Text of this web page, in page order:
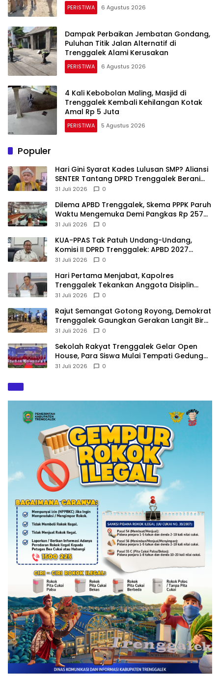
PERISTIWA 6 Agustus 2026
Dampak Perbaikan Jembatan Gondang,
Puluhan Titik Jalan Alternatif di
Trenggalek Alami Kerusakan
PERISTIWA 6 Agustus 2026
4 Kali Kebobolan Maling, Masjid di
Trenggalek Kembali Kehilangan Kotak
Amal Rp 5 Juta
PERISTIWA 5 Agustus 2026
Populer
Hari Gini Syarat Kades Lulusan SMP? Aliansi
SENTER Tantang DPRD Trenggalek Berani
Gunakan Open Legal Policy!
31 Juli 2026 0
Dilema APBD Trenggalek, Skema PPPK Paruh
Waktu Mengemuka Demi Pangkas Rp 257
Miliar
31 Juli 2026 0
KUA-PPAS Tak Patuh Undang-Undang,
Komisi II DPRD Trenggalek: APBD 2027
Terancam Sanksi
31 Juli 2026 0
Hari Pertama Menjabat, Kapolres
Trenggalek Tekankan Anggota Disiplin
Hindari Pelanggaran
31 Juli 2026 0
​Rajut Semangat Gotong Royong, Demokrat
Trenggalek Gaungkan Gerakan Langit Biru
di Pantai Konang
31 Juli 2026 0
Sekolah Rakyat Trenggalek Gelar Open
House, Para Siswa Mulai Tempati Gedung
Baru
31 Juli 2026 0